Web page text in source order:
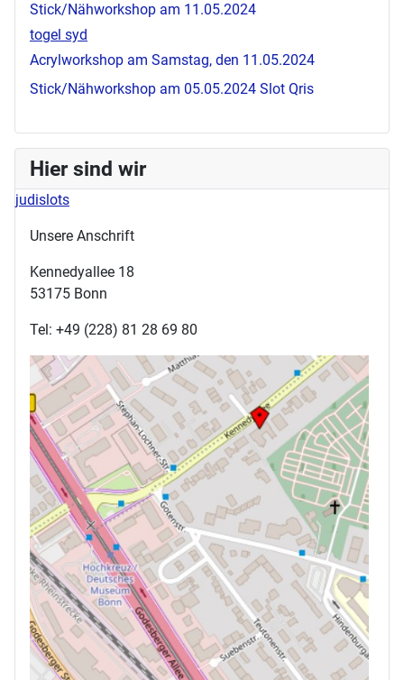
Stick/Nähworkshop am 11.05.2024
togel syd
Acrylworkshop am Samstag, den 11.05.2024
Stick/Nähworkshop am 05.05.2024 Slot Qris
Hier sind wir
judislots
Unsere Anschrift
Kennedyallee 18
53175 Bonn
Tel: +49 (228) 81 28 69 80